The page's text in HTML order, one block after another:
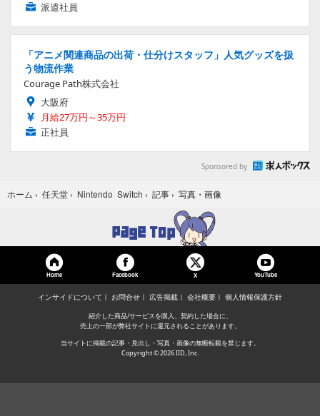
派遣社員
「アニメ関連商品の出荷・仕分けスタッフ」人気グッズを扱
う物流作業
Courage Path株式会社
大阪府
月給27万円～35万円
正社員
Sponsored by
ホーム › 任天堂 › Nintendo Switch › 記事 › 写真・画像
Home Facebook X YouTube
インサイドについて お問合せ 広告掲載 会社概要 個人情報保護方針
紹介した商品/サービスを購入、契約した場合に、
売上の一部が弊社サイトに還元されることがあります。
当サイトに掲載の記事・見出し・写真・画像の無断転載を禁じます。
Copyright © 2026 IID, Inc.